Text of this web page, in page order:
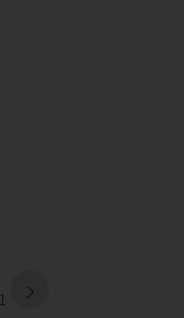
page
1